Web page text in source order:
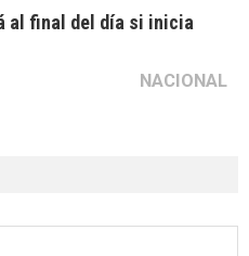
al final del día si inicia
NACIONAL